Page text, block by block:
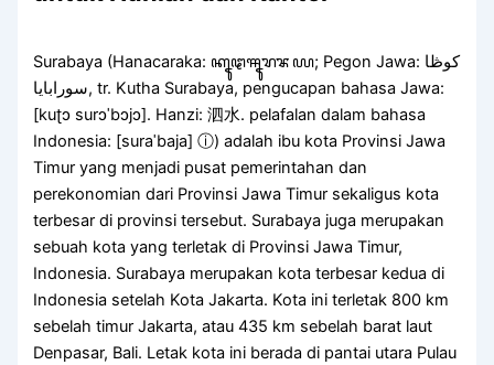
Surabaya (Hanacaraka: ꦏꦹꦛꦯꦹꦫꦨꦪ; Pegon Jawa: كوڟا
سورابايا, tr. Kutha Surabaya, pengucapan bahasa Jawa:
[kuʈɔ surɔˈbɔjɔ]. Hanzi: 泗水. pelafalan dalam bahasa
Indonesia: [suraˈbaja] ⓘ) adalah ibu kota Provinsi Jawa
Timur yang menjadi pusat pemerintahan dan
perekonomian dari Provinsi Jawa Timur sekaligus kota
terbesar di provinsi tersebut. Surabaya juga merupakan
sebuah kota yang terletak di Provinsi Jawa Timur,
Indonesia. Surabaya merupakan kota terbesar kedua di
Indonesia setelah Kota Jakarta. Kota ini terletak 800 km
sebelah timur Jakarta, atau 435 km sebelah barat laut
Denpasar, Bali. Letak kota ini berada di pantai utara Pulau